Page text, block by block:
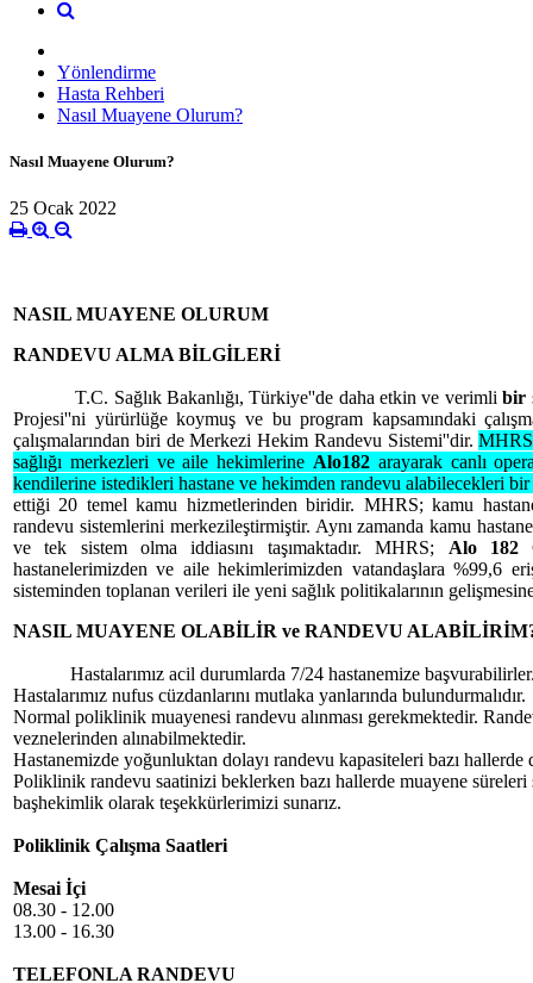
Yönlendirme
Hasta Rehberi
Nasıl Muayene Olurum?
Nasıl Muayene Olurum?
25 Ocak 2022
NASIL MUAYENE OLURUM
RANDEVU ALMA BİLGİLERİ
T.C. Sağlık Bakanlığı, Türkiye''de daha etkin ve verimlibir
Projesi''ni yürürlüğe koymuş ve bu program kapsamındaki
çalışmalarından biri de Merkezi Hekim Randevu Sistemi''dir.
sağlığı merkezleri ve aile hekimlerine Alo182 arayarak canlı
kendilerine istedikleri hastane ve hekimden randevu alabilecekleri bir
ettiği 20 temel kamu hizmetlerinden biridir. MHRS; kamu
randevu sistemlerini merkezileştirmiştir. Aynı zamanda kamu
ve tek sistem olma iddiasını taşımaktadır. MHRS; Alo 182
hastanelerimizden ve aile hekimlerimizden vatandaşlara %99,6
sisteminden toplanan verileri ile yeni sağlık politikalarının
NASIL MUAYENE OLABİLİR ve RANDEVU
Hastalarımız acil durumlarda 7/24 hastanemize
Hastalarımız nufus cüzdanlarını mutlaka yanlarında bulundurmalıdır.
Normal poliklinik muayenesi randevu alınması gerekmektedir.
veznelerinden alınabilmektedir.
Hastanemizde yoğunluktan dolayı randevu kapasiteleri bazı hallerde
Poliklinik randevu saatinizi beklerken bazı hallerde muayene
başhekimlik olarak teşekkürlerimizi sunarız.
Poliklinik Çalışma Saatleri
Mesai İçi
08.30 - 12.00
13.00 - 16.30
TELEFONLA RANDEVU